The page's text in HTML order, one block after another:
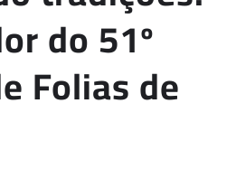
do 51º
Folias de